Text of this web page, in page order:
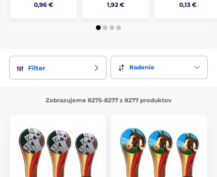
0,96 €
1,92 €
0,13 €
Filter Radenie
Zobrazujeme 8275-8277 z 8277 produktov